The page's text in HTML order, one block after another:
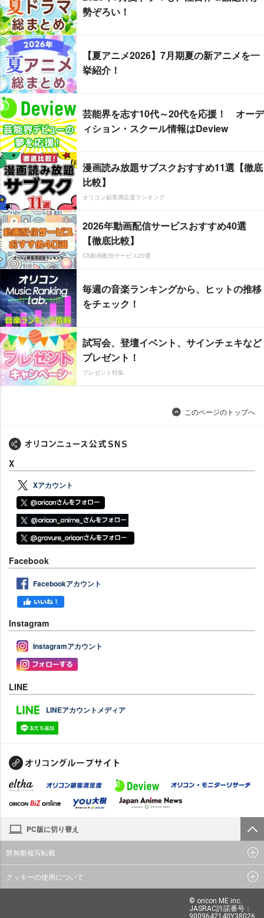
勢ぞろい！
【夏アニメ2026】7月期夏の新アニメを一
挙紹介！
芸能界を志す10代～20代を応援！ オーデ
ィション・スクール情報はDeview
漫画読み放題サブスクおすすめ11選【徹底
比較】
オリコン顧客満足度ランキング
2026年動画配信サービスおすすめ40選
【徹底比較】
CS動画配信サービス20選
毎週の音楽ランキングから、ヒットの推移
をチェック！
試写会、登壇イベント、サインチェキなど
プレゼント！
プレゼント特集
このページのトップへ
X
Xアカウント
Facebook
Facebookアカウント
Instagram
Instagramアカウント
LINE
LINEアカウントメディア
PC版に切り替え
禁無断複写転載
クッキーの使用について
© oricon ME inc.
JASRAC許諾番号：
9009642140Y38026